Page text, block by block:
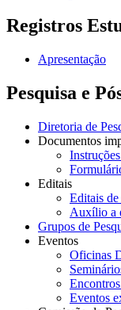
Registros
Apresentação
Pesquisa e
Diretoria de
Documentos
Editais
Editais de
Auxílio a
Grupos de
Eventos
Oficinas
Eventos